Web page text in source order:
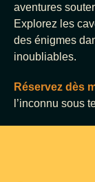
aventures
Explorez les
des énigmes
inoubliables.
Réservez dès
l’inconnu sous